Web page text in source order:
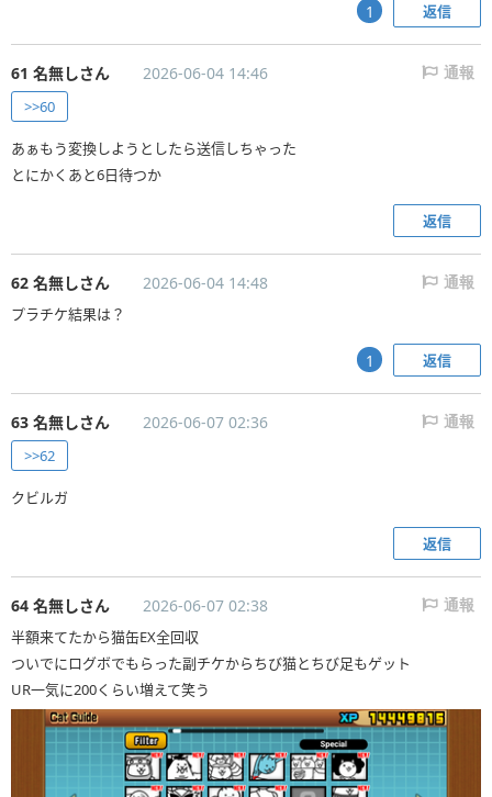
返信
1
61 名無しさん 2026-06-04 14:46 通報
>>60
あぁもう変換しようとしたら送信しちゃった
とにかくあと6日待つか
返信
62 名無しさん 2026-06-04 14:48 通報
プラチケ結果は？
返信
1
63 名無しさん 2026-06-07 02:36 通報
>>62
クビルガ
返信
64 名無しさん 2026-06-07 02:38 通報
半額来てたから猫缶EX全回収
ついでにログボでもらった副チケからちび猫とちび足もゲット
UR一気に200くらい増えて笑う